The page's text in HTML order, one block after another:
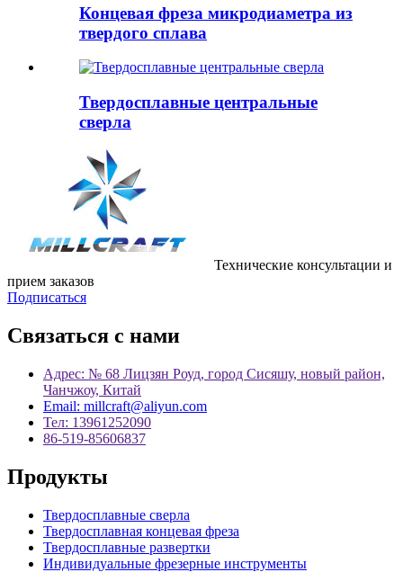
Концевая фреза микродиаметра из
твердого сплава
Твердосплавные центральные
сверла
Технические консультации и
прием заказов
Подписаться
Связаться с нами
Адрес: № 68 Лицзян Роуд, город Сисяшу, новый район,
Чанчжоу, Китай
Email: millcraft@aliyun.com
Тел: 13961252090
86-519-85606837
Продукты
Твердосплавные сверла
Твердосплавная концевая фреза
Твердосплавные развертки
Индивидуальные фрезерные инструменты